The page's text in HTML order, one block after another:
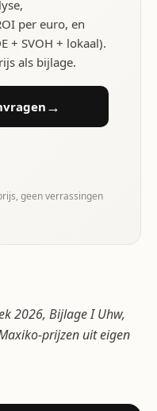
per euro, en
+ SVOH + lokaal).
als bijlage.
→
geen verrassingen
2026, Bijlage I Uhw,
prijzen uit eigen